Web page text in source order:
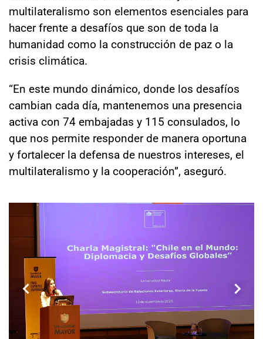
multilateralismo son elementos esenciales para
hacer frente a desafíos que son de toda la
humanidad como la construcción de paz o la
crisis climática.
“En este mundo dinámico, donde los desafíos
cambian cada día, mantenemos una presencia
activa con 74 embajadas y 115 consulados, lo
que nos permite responder de manera oportuna
y fortalecer la defensa de nuestros intereses, el
multilateralismo y la cooperación”, aseguró.